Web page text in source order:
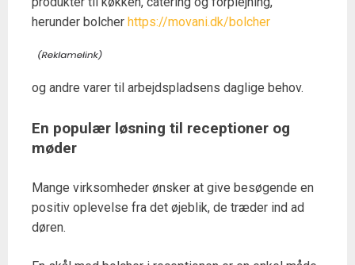
herunder bolcher https://movani.dk/bolcher
og andre varer til arbejdspladsens daglige behov.
En populær løsning til receptioner og
møder
Mange virksomheder ønsker at give besøgende en
positiv oplevelse fra det øjeblik, de træder ind ad
døren.